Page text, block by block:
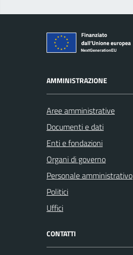
AMMINISTRAZIONE
Aree amministrative
Documenti e dati
Enti e fondazioni
Organi di governo
Personale amministrativo
Politici
Uffici
CONTATTI